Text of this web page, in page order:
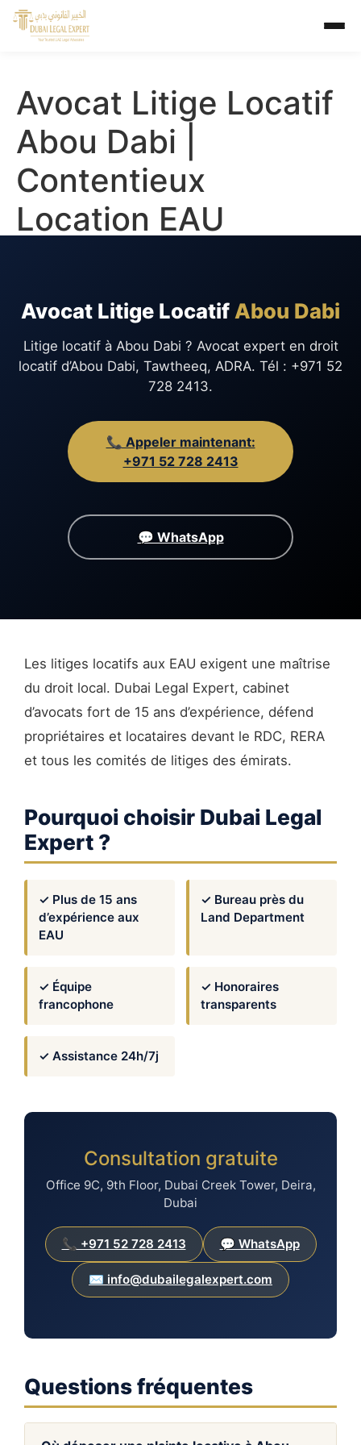
Avocat Litige Locatif
Abou Dabi |
Contentieux
Location EAU
Avocat Litige Locatif Abou Dabi
Litige locatif à Abou Dabi ? Avocat expert en droit
locatif d’Abou Dabi, Tawtheeq, ADRA. Tél : +971 52
728 2413.
📞 Appeler maintenant:
+971 52 728 2413
💬 WhatsApp
Les litiges locatifs aux EAU exigent une maîtrise
du droit local. Dubai Legal Expert, cabinet
d’avocats fort de 15 ans d’expérience, défend
propriétaires et locataires devant le RDC, RERA
et tous les comités de litiges des émirats.
Pourquoi choisir Dubai Legal
Expert ?
✓ Plus de 15 ans
d’expérience aux
EAU
✓ Bureau près du
Land Department
✓ Équipe
francophone
✓ Honoraires
transparents
✓ Assistance 24h/7j
Consultation gratuite
Office 9C, 9th Floor, Dubai Creek Tower, Deira,
Dubai
📞 +971 52 728 2413 💬 WhatsApp
✉️ info@dubailegalexpert.com
Questions fréquentes